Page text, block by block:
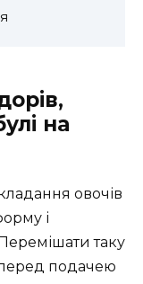
на
овочів
і
таку
подачею